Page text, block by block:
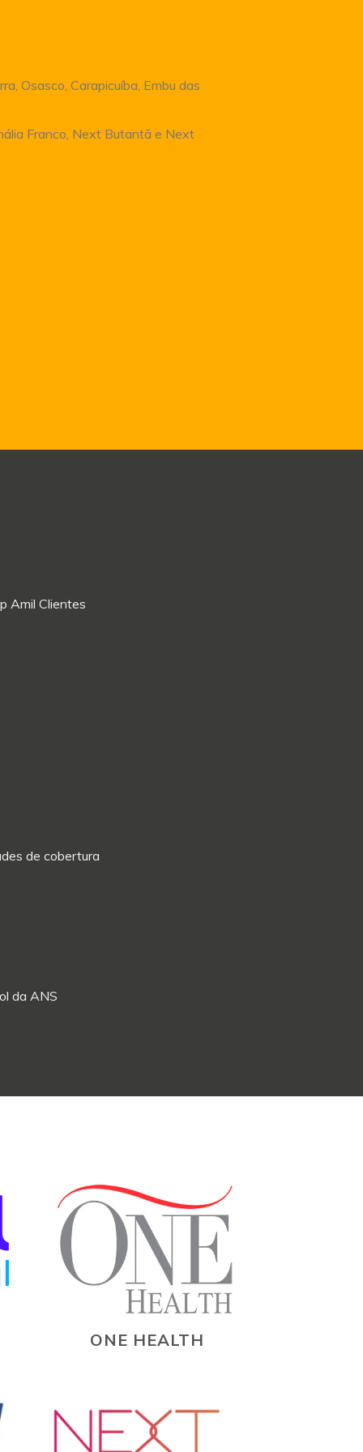
Osasco, Carapicuíba, Embu das
Franco, Next Butantã e Next
Amil Clientes
de cobertura
da ANS
ONE HEALTH